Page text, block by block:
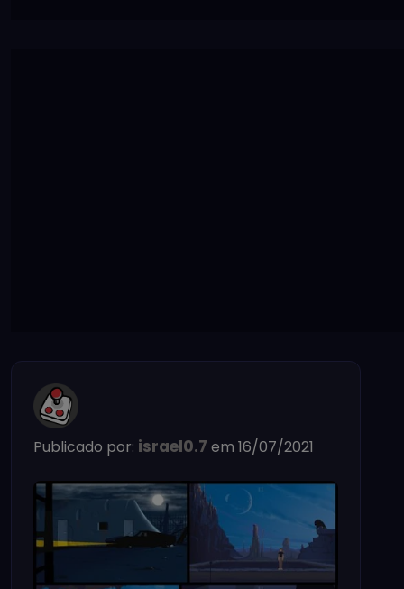
Publicado por: israel0.7 em 16/07/2021